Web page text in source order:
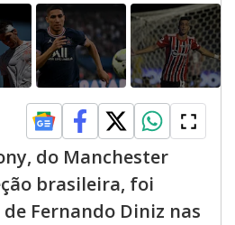
do Manchester
brasileira, foi
Fernando Diniz nas